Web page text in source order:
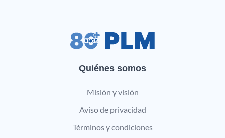
Quiénes somos
Misión y visión
Aviso de privacidad
Términos y condiciones